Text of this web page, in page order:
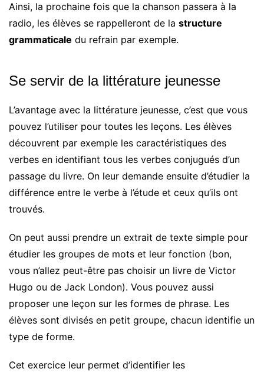
Ainsi, la prochaine fois que la chanson passera à la
radio, les élèves se rappelleront de la structure
grammaticale du refrain par exemple.
Se servir de la littérature jeunesse
L’avantage avec la littérature jeunesse, c’est que vous
pouvez l’utiliser pour toutes les leçons. Les élèves
découvrent par exemple les caractéristiques des
verbes en identifiant tous les verbes conjugués d’un
passage du livre. On leur demande ensuite d’étudier la
différence entre le verbe à l’étude et ceux qu’ils ont
trouvés.
On peut aussi prendre un extrait de texte simple pour
étudier les groupes de mots et leur fonction (bon,
vous n’allez peut-être pas choisir un livre de Victor
Hugo ou de Jack London). Vous pouvez aussi
proposer une leçon sur les formes de phrase. Les
élèves sont divisés en petit groupe, chacun identifie un
type de forme.
Cet exercice leur permet d’identifier les